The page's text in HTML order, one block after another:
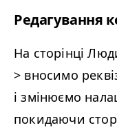
Редагування
На сторінці
> вносимо
і змінюємо
покидаючи